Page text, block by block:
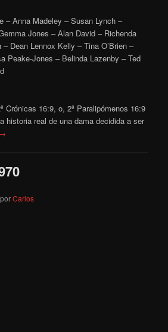
– Anna Madeley – Susan Lynch –
Jones – Alan David – Richenda
Dean Lennox Kelly – Tina O’Brien –
Peake-Jones – Belinda Lazenby – Ted
Crónicas 16:9, o, 2º Paralipómenos 16:9
historia real de una dama decidida a ser
porCarlos